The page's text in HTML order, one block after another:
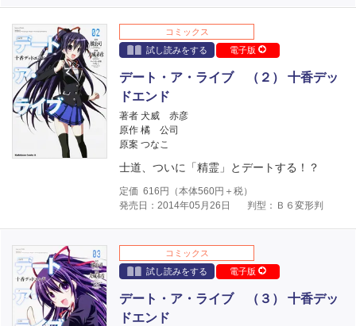
コミックス
試し読みをする
電子版
デート・ア・ライブ （２） 十香デッ
ドエンド
著者 犬威 赤彦
原作 橘 公司
原案 つなこ
士道、ついに「精霊」とデートする！？
定価 616 円（本体560円＋税）
発売日：2014年05月26日
判型：Ｂ６変形判
コミックス
試し読みをする
電子版
デート・ア・ライブ （３） 十香デッ
ドエンド